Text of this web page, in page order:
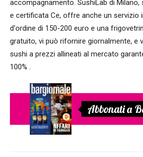
accompagnamento. SushiLab di
e certificata Ce, offre anche un servizio
d'ordine di 150-200 euro e una
gratuito, vi può rifornire giornalmente, e
sushi a prezzi allineati al mercato
100% .
Abbonati a